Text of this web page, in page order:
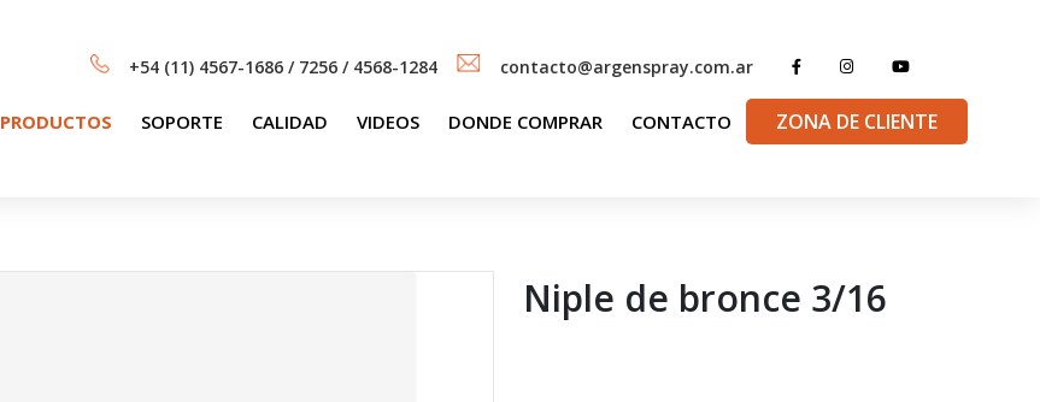
+54 (11) 4567-1686 / 7256 / 4568-1284 contacto@argenspray.com.ar
PRODUCTOS SOPORTE CALIDAD VIDEOS DONDE COMPRAR CONTACTO ZONA DE CLIENTE
Niple de bronce 3/16